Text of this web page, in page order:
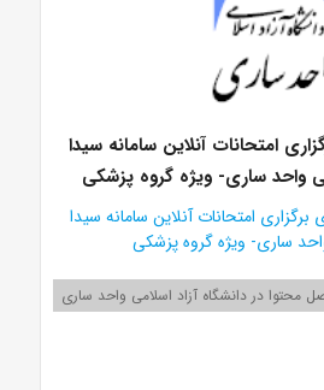
امتحانات آنلاین سامانه سیدا
امتحانات آنلاین سامانه سیدا
محتوا در دانشگاه آزاد اسلامی واحد ساری